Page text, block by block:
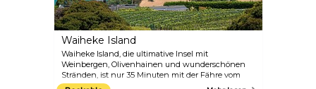
Waiheke Island
Waiheke Island, die ultimative Insel mit
Weinbergen, Olivenhainen und wunderschönen
Stränden, ist nur 35 Minuten mit der Fähre vom
Stadtzentrum Aucklands entfernt. Bekannt als die